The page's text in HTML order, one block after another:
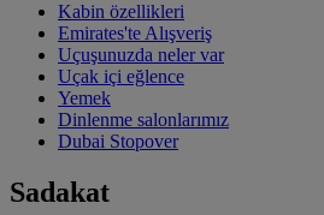
Kabin özellikleri
Emirates'te Alışveriş
Uçuşunuzda neler var
Uçak içi eğlence
Yemek
Dinlenme salonlarımız
Dubai Stopover
Sadakat